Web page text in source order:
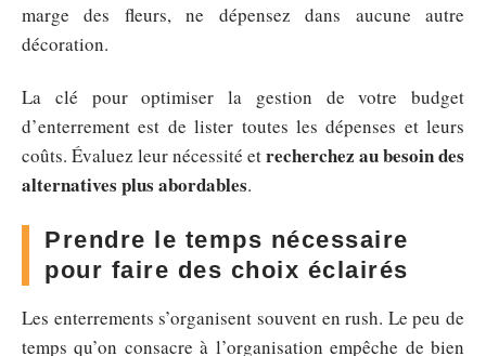
marge des fleurs, ne dépensez dans aucune autre
décoration.
La clé pour optimiser la gestion de votre budget
d’enterrement est de lister toutes les dépenses et leurs
coûts. Évaluez leur nécessité etrecherchez au besoin des
alternatives plus abordables.
Prendre le temps nécessaire
pour faire des choix éclairés
Les enterrements s’organisent souvent en rush. Le peu de
temps qu’on consacre à l’organisation empêche de bien